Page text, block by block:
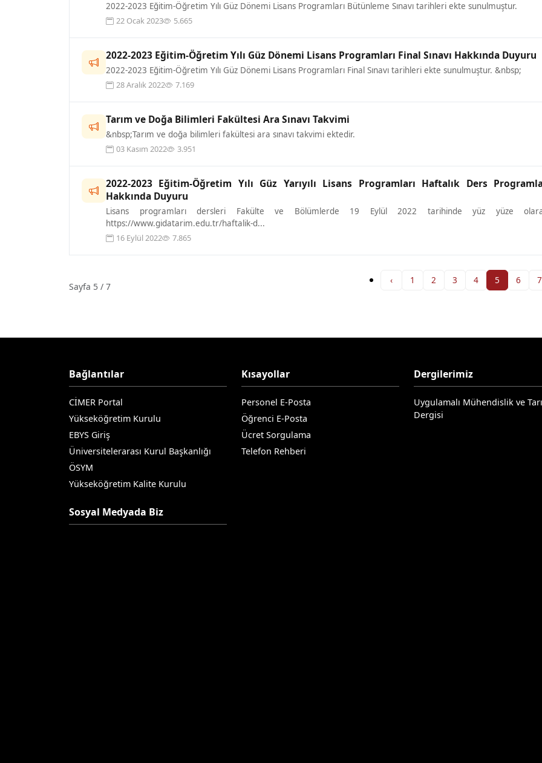
2022-2023 Eğitim-Öğretim Yılı Güz Dönemi Lisans Programları Bütünleme Sınavı tarihleri ekte sunulmuştur.
22 Ocak 2023
5.665
2022-2023 Eğitim-Öğretim Yılı Güz Dönemi Lisans Programları Final Sınavı Hakkında Duyuru
2022-2023 Eğitim-Öğretim Yılı Güz Dönemi Lisans Programları Final Sınavı tarihleri ekte sunulmuştur. &nbsp;
28 Aralık 2022
7.169
Tarım ve Doğa Bilimleri Fakültesi Ara Sınavı Takvimi
&nbsp;Tarım ve doğa bilimleri fakültesi ara sınavı takvimi ektedir.
03 Kasım 2022
3.951
2022-2023 Eğitim-Öğretim Yılı Güz Yarıyılı Lisans Programları Haftalık Ders
Hakkında Duyuru
Lisans programları dersleri Fakülte ve Bölümlerde 19 Eylül 2022 tarihinde yüz yüze
https://www.gidatarim.edu.tr/haftalik-d...
16 Eylül 2022
7.865
Sayfa 5 / 7
‹ 1 2 3 4 5 6 7
Bağlantılar
CİMER Portal
Yükseköğretim Kurulu
EBYS Giriş
Üniversitelerarası Kurul Başkanlığı
ÖSYM
Yükseköğretim Kalite Kurulu
Sosyal Medyada Biz
Kısayollar
Personel E-Posta
Öğrenci E-Posta
Ücret Sorgulama
Telefon Rehberi
Dergilerimiz
Uygulamalı Mühendislik ve
Dergisi